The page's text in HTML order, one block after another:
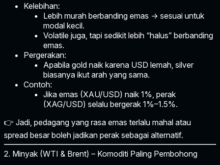
Kelebihan:
Lebih murah berbanding emas → sesuai untuk
modal kecil.
Volatile juga, tapi sedikit lebih “halus” berbanding
emas.
Pergerakan:
Apabila gold naik karena USD lemah, silver
biasanya ikut arah yang sama.
Contoh:
Jika emas (XAU/USD) naik 1%, perak
(XAG/USD) selalu bergerak 1%–1.5%.
👉 Jadi, pedagang yang rasa emas terlalu mahal atau
spread besar boleh jadikan perak sebagai alternatif.
2. Minyak (WTI & Brent) – Komoditi Paling Pembohong